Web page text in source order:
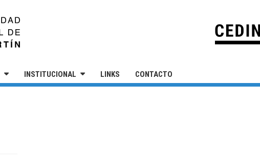
INSTITUCIONAL LINKS CONTACTO